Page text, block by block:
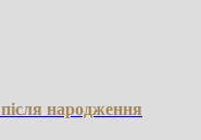
після народження